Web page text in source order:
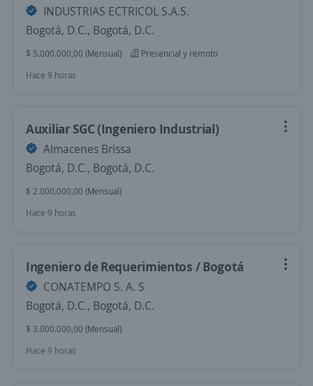
INDUSTRIAS ECTRICOL S.A.S.
Bogotá, D.C., Bogotá, D.C.
$ 5.000.000,00 (Mensual)
Presencial y remoto
Hace 9 horas
Auxiliar SGC (Ingeniero Industrial)
Almacenes Brissa
Bogotá, D.C., Bogotá, D.C.
$ 2.000.000,00 (Mensual)
Hace 9 horas
Ingeniero de Requerimientos / Bogotá
CONATEMPO S. A. S
Bogotá, D.C., Bogotá, D.C.
$ 3.000.000,00 (Mensual)
Hace 9 horas